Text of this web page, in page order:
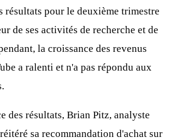
résultats pour le deuxième trimestre
de ses activités de recherche et de
la croissance des revenus
a ralenti et n'a pas répondu aux
des résultats, Brian Pitz, analyste
sa recommandation d'achat sur